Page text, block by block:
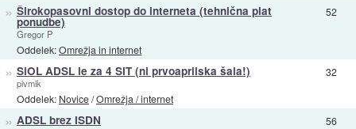
» Širokopasovni dostop do interneta (tehnična plat
ponudbe)
Gregor P
Oddelek:Omrežja in internet
52
» SiOL ADSL le za 4 SIT (ni prvoaprilska šala!)
pivmik
Oddelek: Novice/Omrežja / internet
32
» ADSL brez ISDN 56